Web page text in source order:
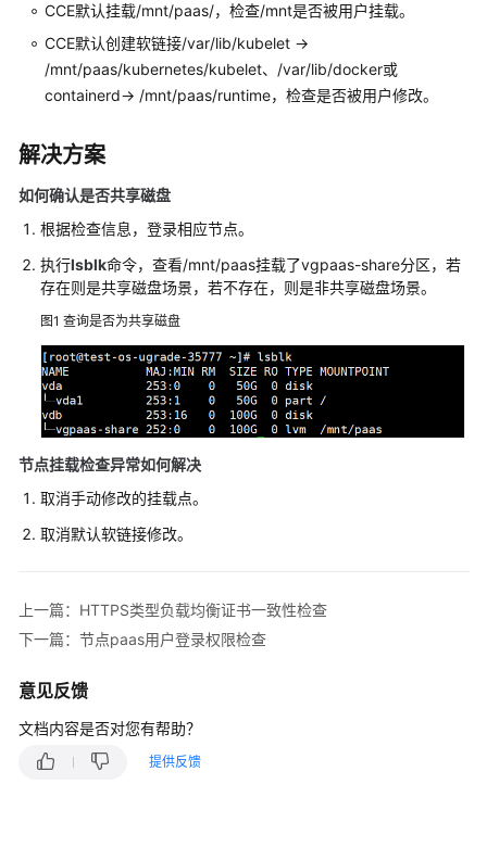
计
费
说
明
Kubernetes
基
础
识
快
入
门
用
户
指
南
最
践
API
考
参
CCE默认挂载/mnt/paas/，检查/mnt是否被用户挂载。
CCE默认创建软链接/var/lib/kubelet ->
/mnt/paas/kubernetes/kubelet、/var/lib/docker或
containerd-> /mnt/paas/runtime，检查是否被用户修改。
解决方案
如何确认是否共享磁盘
根据检查信息，登录相应节点。
执行lsblk命令，查看/mnt/paas挂载了vgpaas-share分区，若
存在则是共享磁盘场景，若不存在，则是非共享磁盘场景。
图1 查询是否为共享磁盘
节点挂载检查异常如何解决
取消手动修改的挂载点。
取消默认软链接修改。
上一篇：HTTPS类型负载均衡证书一致性检查
下一篇：节点paas用户登录权限检查
意见反馈
文档内容是否对您有帮助？
提供反馈